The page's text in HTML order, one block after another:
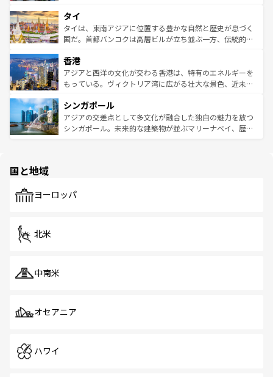
リティに包まれながら、韓国の多彩な魅力を心ゆくまで味
わってみてほしい。 なお、新着の韓国情報はコンテンツ一
覧を参照してほしい。
急速な発展と共に伝統が息づく。ハノイの古い町並みやホ
ーチミン市のフランス統治時代の建物も、独特の雰囲気を
醸し出している。また、バラエティの豊かさとおいしさで
とつ。フォーやバインミー、ベトナムコーヒーなどは、ぜ
ひ現地で味わいたい。どの地域を訪れてもあたたかい人々
が旅行者を迎えてくれるので、きっと忘れられない旅にな
参照してほしい。
タイ
タイは、東南アジアに位置する豊かな自然と歴史が息づく
国だ。首都バンコクは高層ビルが立ち並ぶ一方、伝統的な
の活気が交差している。北部ではチェンマイなどの山岳地
帯で自然と触れ合い、南部ではプーケットやクラビの美し
いビーチでリゾート気分を楽しむことができる。タイ料理
激する。気候は一年中温暖で、どの季節にも異なる楽しみ
が待っている。親しみやすいタイの人々、仏教を中心とし
た文化、そして多様な観光資源が、訪れる旅人を魅了し続
香港
アジアと西洋の文化が交わる香港は、特有のエネルギーを
もっている。ヴィクトリア湾に広がる壮大な景色、近未来
み、どこを訪れても感動するはず。観光スポットが密集し
ており、効率よく見どころを回れるのも魅力。息をのむよ
うな絶景から文化的な体験まで、香港を存分に楽しみ尽く
シンガポール
アジアの交差点として多文化が融合した独自の魅力を放つ
シンガポール。未来的な建築物が並ぶマリーナベイ、歴史
で、ホーカーズは地元の風情を楽しめる外せないスポット
国と地域
ヨーロッパ
北米
中南米
オセアニア
ハワイ